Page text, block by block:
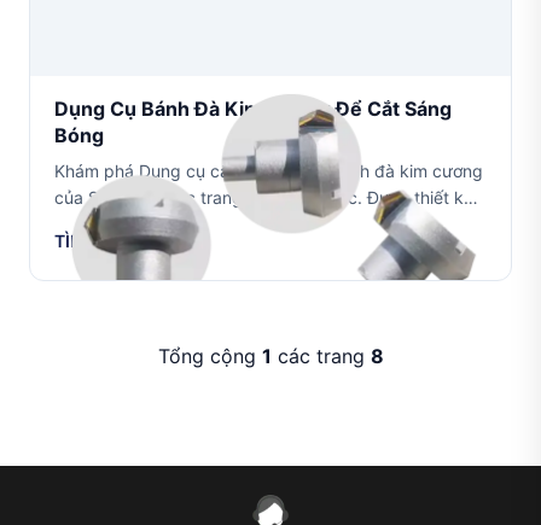
Dụng Cụ Bánh Đà Kim Cương Để Cắt Sáng
Bóng
Khám phá Dụng cụ cắt sáng bóng bánh đà kim cương
của Sible để khắc trang sức chính xác. Được thiết kế
cho vàng, bạc, bạch kim và các kim loại quý khác với
tuổi thọ dài và hiệu suất cắt sáng bóng vượt ...
TÌM HIỂU THÊM
Tổng cộng 1 các trang 8